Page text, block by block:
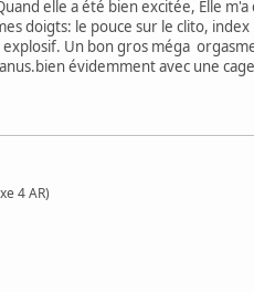
elle a été bien excitée, Elle
doigts: le pouce sur le clito,
Un bon gros méga
évidemment avec une
4 AR)